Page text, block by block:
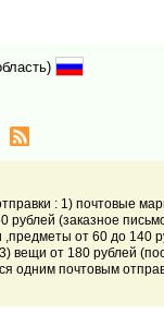
: 1) почтовые
рублей (заказное
,предметы от 60 до 140
вещи от 180 рублей
одним почтовым